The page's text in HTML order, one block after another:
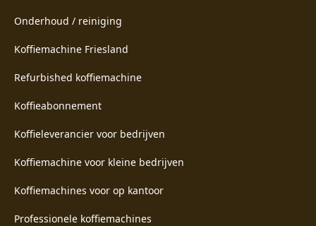
Onderhoud / reiniging
Koffiemachine Friesland
Refurbished koffiemachine
Koffieabonnement
Koffieleverancier voor bedrijven
Koffiemachine voor kleine bedrijven
Koffiemachines voor op kantoor
Professionele koffiemachines